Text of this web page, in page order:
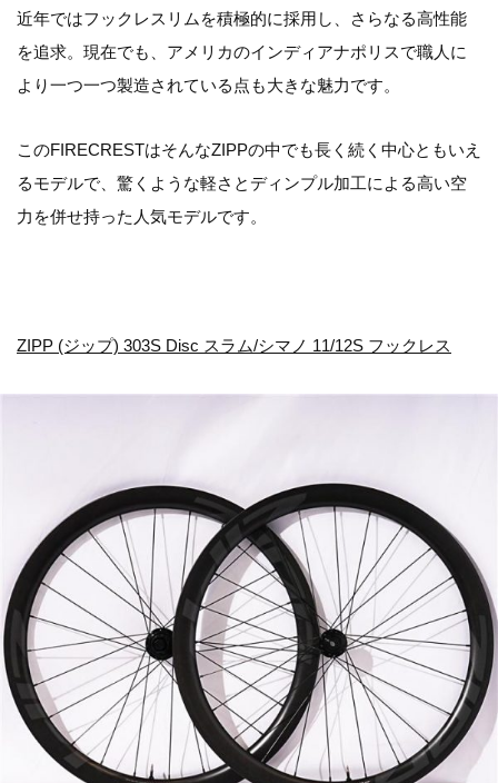
近年ではフックレスリムを積極的に採用し、さらなる高性能
を追求。現在でも、アメリカのインディアナポリスで職人に
より一つ一つ製造されている点も大きな魅力です。
このFIRECRESTはそんなZIPPの中でも長く続く中心ともいえ
るモデルで、驚くような軽さとディンプル加工による高い空
力を併せ持った人気モデルです。
ZIPP (ジップ) 303S Disc スラム/シマノ 11/12S フックレス